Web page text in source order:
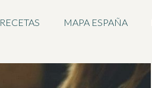
RECETAS MAPA ESPAÑA